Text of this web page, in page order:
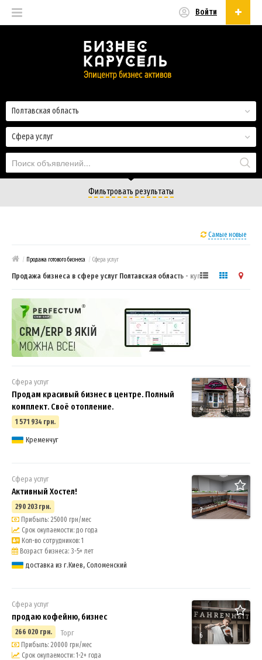
Войти
Сфера услуг
Полтавская область
Фильтровать результаты
Самые новые
/ Продажа готового бизнеса / Сфера услуг
Продажа бизнеса в сфере услуг Полтавская область - купить,
4
Сфера услуг
Продам красивый бизнес в центре. Полный
комплект. Своё отопление.
1 571 934 грн.
Кременчуг
7
Сфера услуг
Активный Хостел!
290 203 грн.
Прибыль: 25000 грн/мес
Срок окупаемости: до года
Кол-во сотрудников: 1
Возраст бизнеса: 3-5+ лет
доставка из г.Киев, Соломенский
6
Сфера услуг
продаю кофейню, бизнес
266 020 грн. Торг
Прибыль: 20000 грн/мес
Срок окупаемости: 1-2+ года